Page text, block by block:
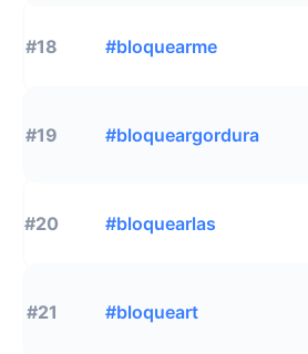
#18 #bloquearme
#19 #bloqueargordura
#20 #bloquearlas
#21 #bloqueart